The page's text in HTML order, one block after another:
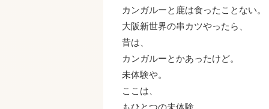
カンガルーと鹿は食ったことない。
大阪新世界の串カツやったら、
昔は、
カンガルーとかあったけど。
未体験や。
ここは、